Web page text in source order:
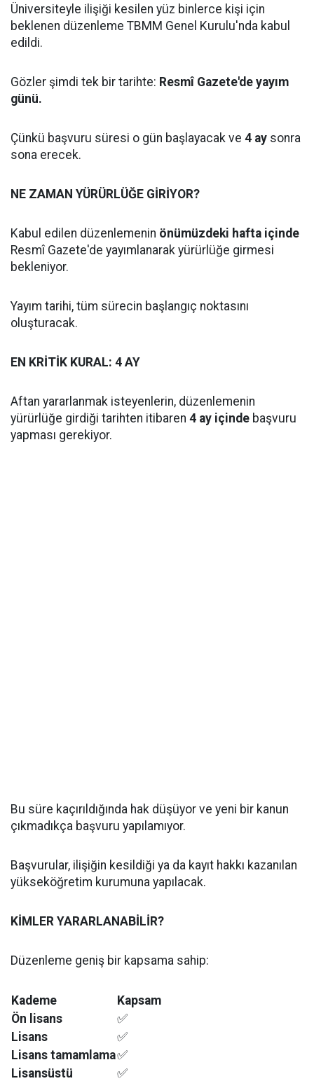
Üniversiteyle ilişiği kesilen yüz binlerce kişi için
beklenen düzenleme TBMM Genel Kurulu'nda kabul
edildi.
Gözler şimdi tek bir tarihte: Resmî Gazete'de yayım
günü.
Çünkü başvuru süresi o gün başlayacak ve 4 ay sonra
sona erecek.
NE ZAMAN YÜRÜRLÜĞE GİRİYOR?
Kabul edilen düzenlemenin önümüzdeki hafta içinde
Resmî Gazete'de yayımlanarak yürürlüğe girmesi
bekleniyor.
Yayım tarihi, tüm sürecin başlangıç noktasını
oluşturacak.
EN KRİTİK KURAL: 4 AY
Aftan yararlanmak isteyenlerin, düzenlemenin
yürürlüğe girdiği tarihten itibaren 4 ay içinde başvuru
yapması gerekiyor.
Bu süre kaçırıldığında hak düşüyor ve yeni bir kanun
çıkmadıkça başvuru yapılamıyor.
Başvurular, ilişiğin kesildiği ya da kayıt hakkı kazanılan
yükseköğretim kurumuna yapılacak.
KİMLER YARARLANABİLİR?
Düzenleme geniş bir kapsama sahip:
Kademe
Kapsam
Ön lisans
✅
Lisans
✅
Lisans tamamlama✅
Lisansüstü
✅